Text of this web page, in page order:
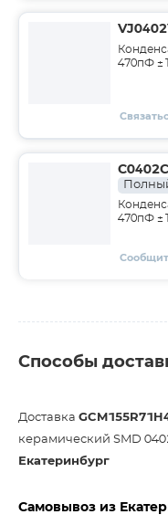
470пФ
470пФ
Способы
Доставка
керамический SMD
Екатеринбург
Самовывоз из